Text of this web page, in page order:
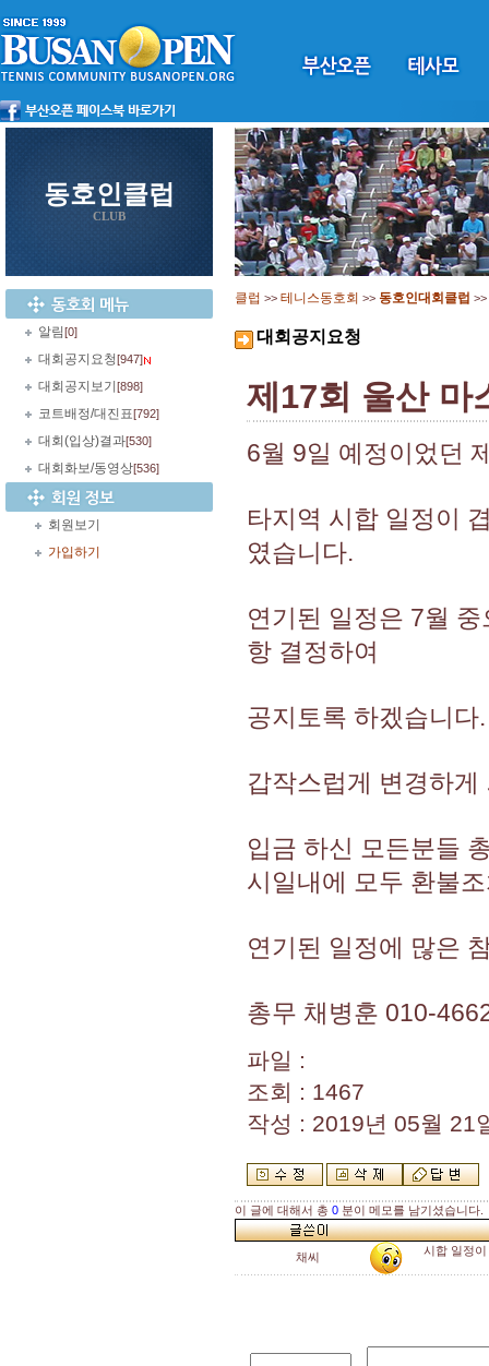
동호인클럽
CLUB
알림[0]
대회공지요청[947]
대회공지보기 [898]
코트배정/대진표[792]
대회(입상)결과[530]
대회화보/동영상[536]
회원보기
가입하기
클럽 >> 테니스동호회 >> 동호인대회클럽 >>
대회공지요청
제17회 울산 마
6월 9일 예정이었던
타지역 시합 일정이
였습니다.
연기된 일정은 7월
항 결정하여
공지토록 하겠습니다.
갑작스럽게 변경하
입금 하신 모든분들
시일내에 모두 환불
연기된 일정에 많은
총무 채병훈 010-
파일 :
조회 : 1467
작성 : 2019년 05월 21
이 글에 대해서 총 0 분이 메모를 남기셨습니다.
채씨 시합 일정